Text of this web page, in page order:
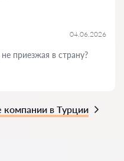
04.06.2026
приезжая в страну?
в Турции